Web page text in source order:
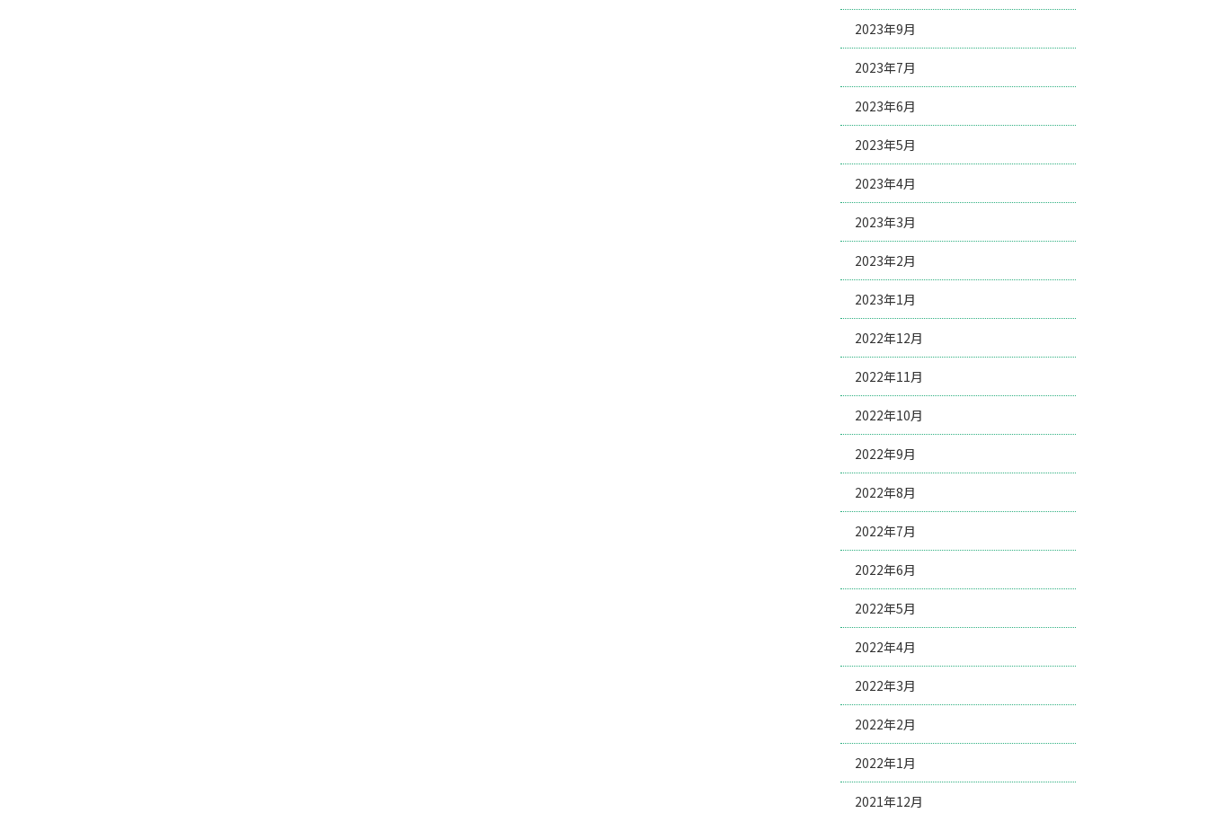
2023年9月
2023年7月
2023年6月
2023年5月
2023年4月
2023年3月
2023年2月
2023年1月
2022年12月
2022年11月
2022年10月
2022年9月
2022年8月
2022年7月
2022年6月
2022年5月
2022年4月
2022年3月
2022年2月
2022年1月
2021年12月